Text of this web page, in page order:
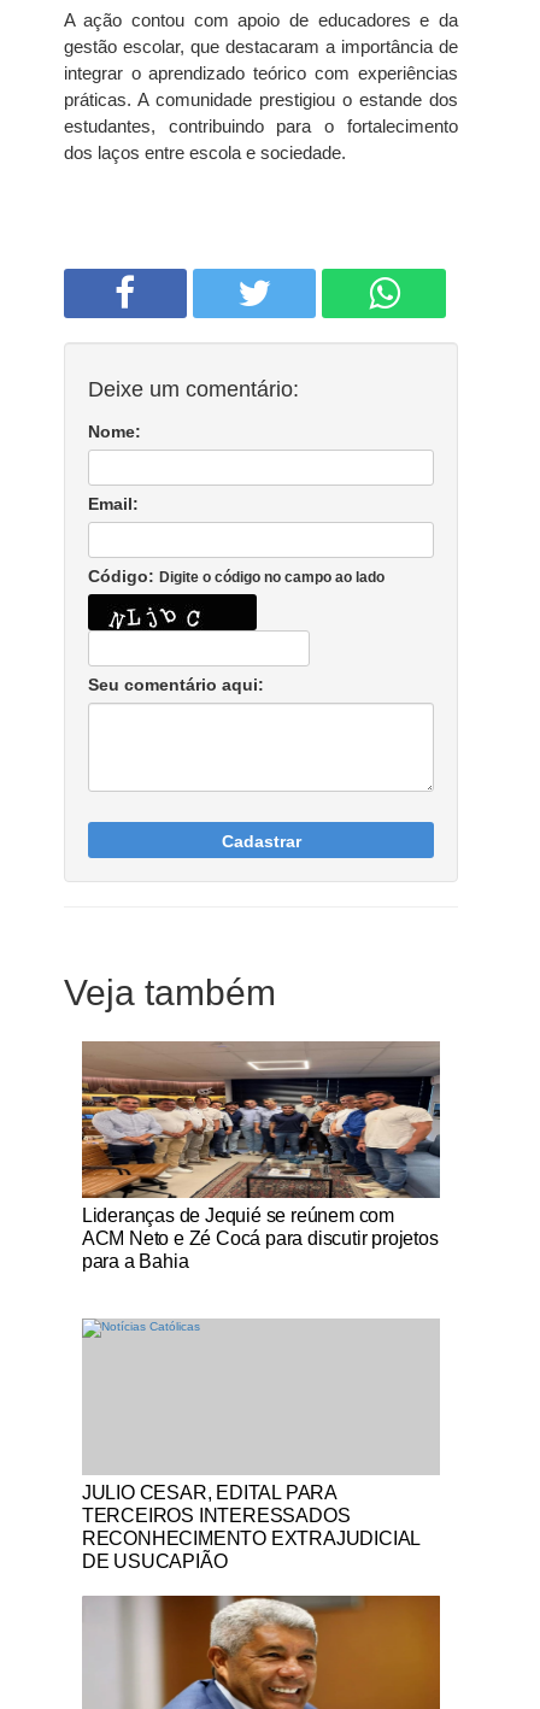
A ação contou com apoio de educadores e da
gestão escolar, que destacaram a importância de
integrar o aprendizado teórico com experiências
práticas. A comunidade prestigiou o estande dos
estudantes, contribuindo para o fortalecimento
dos laços entre escola e sociedade.
Deixe um comentário:
Nome:
Email:
Código: Digite o código no campo ao lado
Seu comentário aqui:
Cadastrar
Veja também
Notícias Católicas
Lideranças de Jequié se reúnem com
ACM Neto e Zé Cocá para discutir projetos
para a Bahia
Notícias Católicas
JULIO CESAR, EDITAL PARA
TERCEIROS INTERESSADOS
RECONHECIMENTO EXTRAJUDICIAL
DE USUCAPIÃO